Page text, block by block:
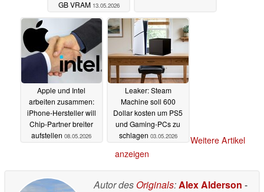
GB VRAM 13.05.2026
Apple und Intel
arbeiten zusammen:
iPhone-Hersteller will
Chip-Partner breiter
aufstellen 08.05.2026
Leaker: Steam
Machine soll 600
Dollar kosten um PS5
und Gaming-PCs zu
schlagen 03.05.2026
Weitere Artikel
anzeigen
Autor des Originals:Alex Alderson -